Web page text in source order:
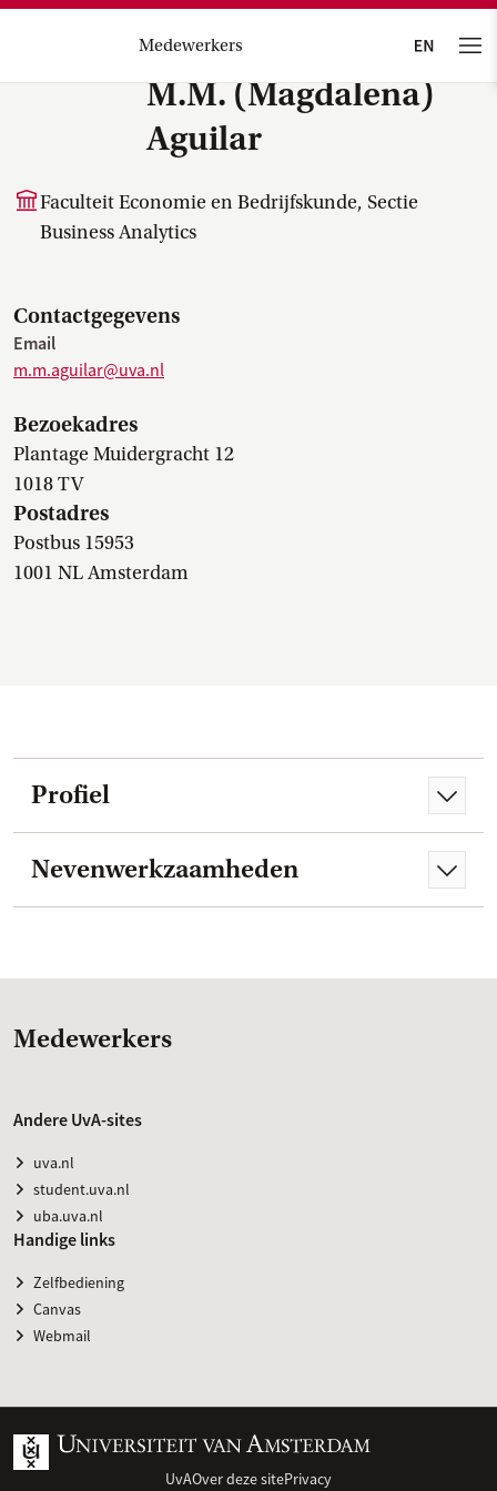
Medewerkers
M.M. (Magdalena)
Aguilar
Faculteit Economie en Bedrijfskunde, Sectie
Business Analytics
Contactgegevens
Email
m.m.aguilar@uva.nl
Bezoekadres
Plantage Muidergracht 12
1018 TV
Postadres
Postbus 15953
1001 NL Amsterdam
Profiel
Nevenwerkzaamheden
Medewerkers
Andere UvA-sites
uva.nl
student.uva.nl
uba.uva.nl
Handige links
Zelfbediening
Canvas
Webmail
UvAOver deze sitePrivacy